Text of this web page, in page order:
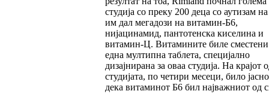
студија со преку 200 деца со аутизам
им дал мегадози на витамин-Б6,
нијацинамид, пантотенска киселина и
витамин-Ц. Витамините биле
една мултипна таблета, специјално
дизајнирана за оваа студија. На крајот
студијата, по четири месеци, било јасно
дека витаминот Б6 бил најважниот од